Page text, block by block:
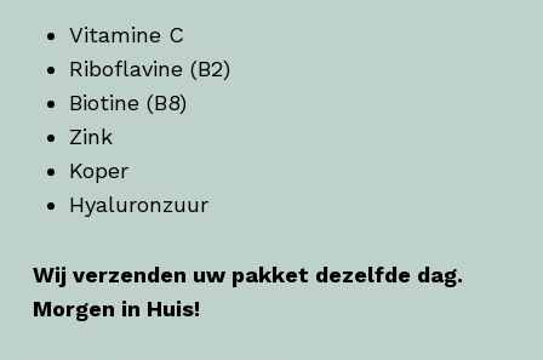
Vitamine C
Riboflavine (B2)
Biotine (B8)
Zink
Koper
Hyaluronzuur
Wij verzenden uw pakket dezelfde dag.
Morgen in Huis!